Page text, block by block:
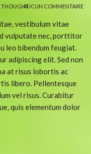
THOUGHTAUCUN COMMENTAIRE
vestibulum vitae
vulputate nec, porttitor
leo bibendum feugiat.
adipiscing elit. Sed non
at risus lobortis ac
libero. Pellentesque
vel risus. Curabitur
quis elementum dolor